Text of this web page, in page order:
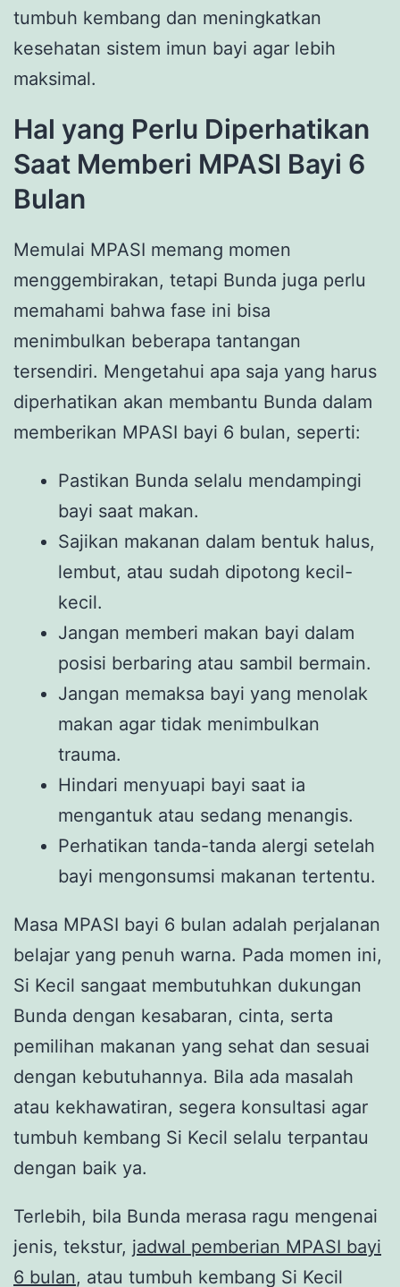
tumbuh kembang dan meningkatkan
kesehatan sistem imun bayi agar lebih
maksimal.
Hal yang Perlu Diperhatikan
Saat Memberi MPASI Bayi 6
Bulan
Memulai MPASI memang momen
menggembirakan, tetapi Bunda juga perlu
memahami bahwa fase ini bisa
menimbulkan beberapa tantangan
tersendiri. Mengetahui apa saja yang harus
diperhatikan akan membantu Bunda dalam
memberikan MPASI bayi 6 bulan, seperti:
Pastikan Bunda selalu mendampingi
bayi saat makan.
Sajikan makanan dalam bentuk halus,
lembut, atau sudah dipotong kecil-
kecil.
Jangan memberi makan bayi dalam
posisi berbaring atau sambil bermain.
Jangan memaksa bayi yang menolak
makan agar tidak menimbulkan
trauma.
Hindari menyuapi bayi saat ia
mengantuk atau sedang menangis.
Perhatikan tanda-tanda alergi setelah
bayi mengonsumsi makanan tertentu.
Masa MPASI bayi 6 bulan adalah perjalanan
belajar yang penuh warna. Pada momen ini,
Si Kecil sangaat membutuhkan dukungan
Bunda dengan kesabaran, cinta, serta
pemilihan makanan yang sehat dan sesuai
dengan kebutuhannya. Bila ada masalah
atau kekhawatiran, segera konsultasi agar
tumbuh kembang Si Kecil selalu terpantau
dengan baik ya.
Terlebih, bila Bunda merasa ragu mengenai
jenis, tekstur, jadwal pemberian MPASI bayi
6 bulan, atau tumbuh kembang Si Kecil